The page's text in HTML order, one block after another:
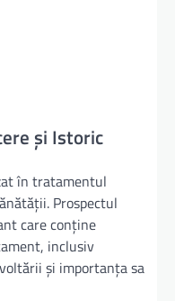
și Istoric
în tratamentul
Prospectul
care conține
inclusiv
și importanța sa